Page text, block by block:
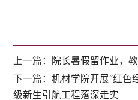
上一篇：
院长暑假留作业，
下一篇：机材学院开展“红色
级新生引航工程落深走实